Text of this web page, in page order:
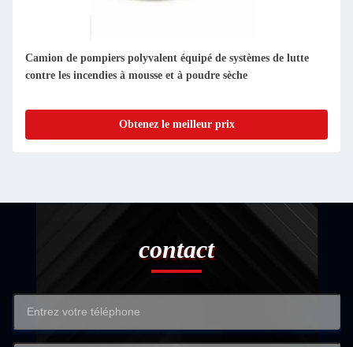
Camion de pompiers polyvalent équipé de systèmes de lutte
contre les incendies à mousse et à poudre sèche
Obtenez le meilleur prix
contact